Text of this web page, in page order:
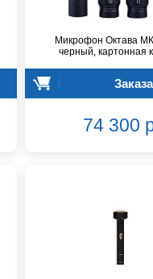
Микрофон Октава
черный, картонная
74 300